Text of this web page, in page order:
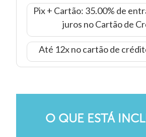
Pix + Cartão: 35.00% de
juros no Cartão de
Até 12x no cartão de
O QUE ESTÁ